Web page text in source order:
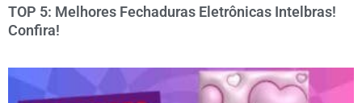
TOP 5: Melhores Fechaduras Eletrônicas Intelbras!
Confira!